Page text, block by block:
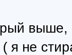
( я не